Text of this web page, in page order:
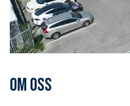
Om oss